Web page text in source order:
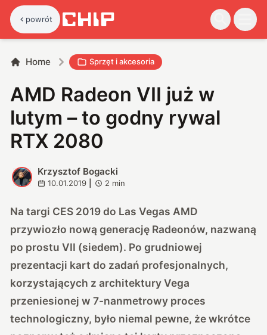
powrót
Home Sprzęt i akcesoria
AMD Radeon VII już w
lutym – to godny rywal
RTX 2080
K
Krzysztof Bogacki
10.01.2019 2 min
Na targi CES 2019 do Las Vegas AMD
przywiozło nową generację Radeonów, nazwaną
po prostu VII (siedem). Po grudniowej
prezentacji kart do zadań profesjonalnych,
korzystających z architektury Vega
przeniesionej w 7-nanmetrowy proces
technologiczny, było niemal pewne, że wkrótce